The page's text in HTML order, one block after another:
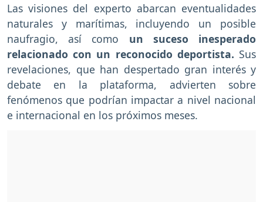
Las visiones del experto abarcan eventualidades
naturales y marítimas, incluyendo un posible
naufragio, así como un suceso inesperado
relacionado con un reconocido deportista. Sus
revelaciones, que han despertado gran interés y
debate en la plataforma, advierten sobre
fenómenos que podrían impactar a nivel nacional
e internacional en los próximos meses.